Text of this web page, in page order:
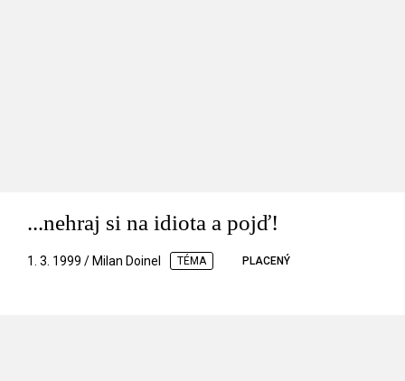
...nehraj si na idiota a pojď!
1. 3. 1999 / Milan Doinel TÉMA PLACENÝ